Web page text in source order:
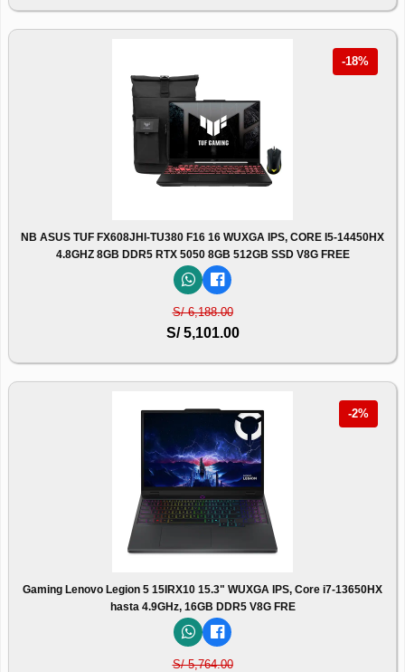
-18%
NB ASUS TUF FX608JHI-TU380 F16 16 WUXGA IPS, CORE I5-14450HX
4.8GHZ 8GB DDR5 RTX 5050 8GB 512GB SSD V8G FREE
S/ 6,188.00
S/ 5,101.00
-2%
Gaming Lenovo Legion 5 15IRX10 15.3" WUXGA IPS, Core i7-13650HX
hasta 4.9GHz, 16GB DDR5 V8G FRE
S/ 5,764.00